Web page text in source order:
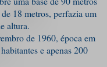
18 metros, perfazia um
altura.
de 1960, época em
e apenas 200